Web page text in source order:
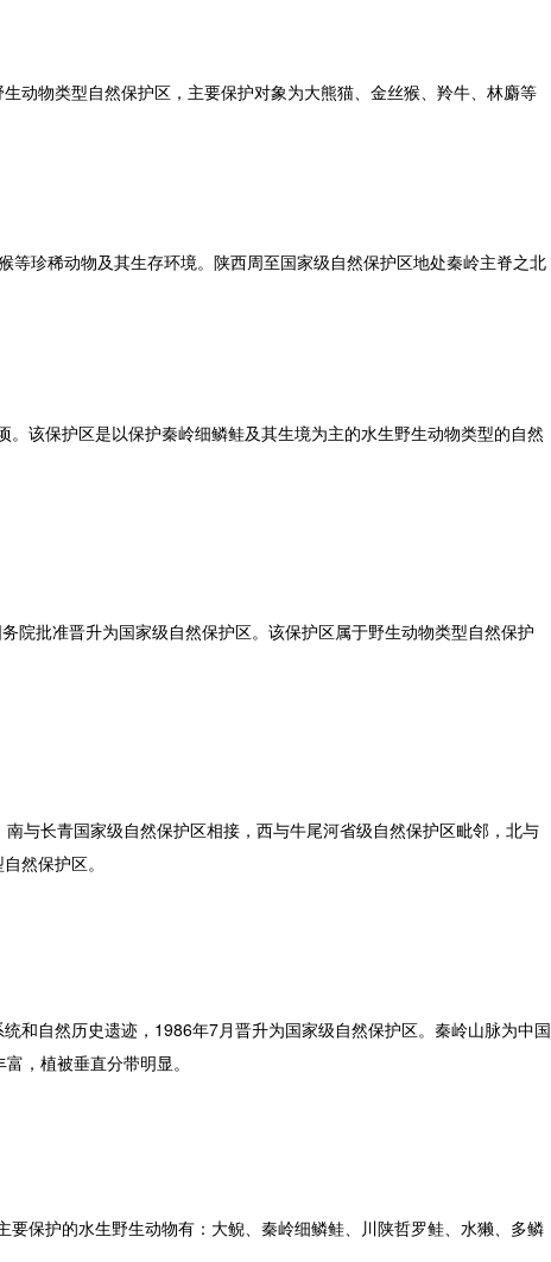
动物类型自然保护区，主要保护对象为大熊猫、金丝猴、羚牛、林麝等
珍稀动物及其生存环境。陕西周至国家级自然保护区地处秦岭主脊之北
该保护区是以保护秦岭细鳞鲑及其生境为主的水生野生动物类型的自然
院批准晋升为国家级自然保护区。该保护区属于野生动物类型自然保护
与长青国家级自然保护区相接，西与牛尾河省级自然保护区毗邻，北与
然保护区。
和自然历史遗迹，1986年7月晋升为国家级自然保护区。秦岭山脉为中国
，植被垂直分带明显。
保护的水生野生动物有：大鲵、秦岭细鳞鲑、川陕哲罗鲑、水獭、多鳞